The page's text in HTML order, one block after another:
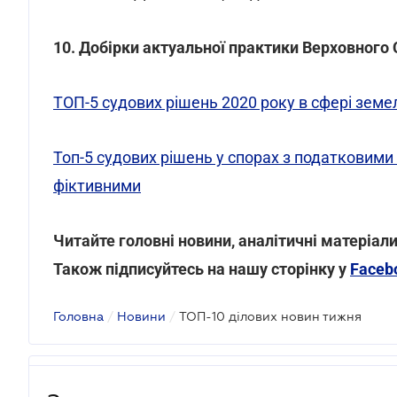
10. Добірки актуальної практики Верховного
ТОП-5 судових рішень 2020 року в сфері
Топ-5 судових рішень у спорах з
фіктивними
Читайте головні новини, аналітичні
Також підписуйтесь на нашу сторінку у
Головна / Новини / ТОП-10 ділових новин тижня